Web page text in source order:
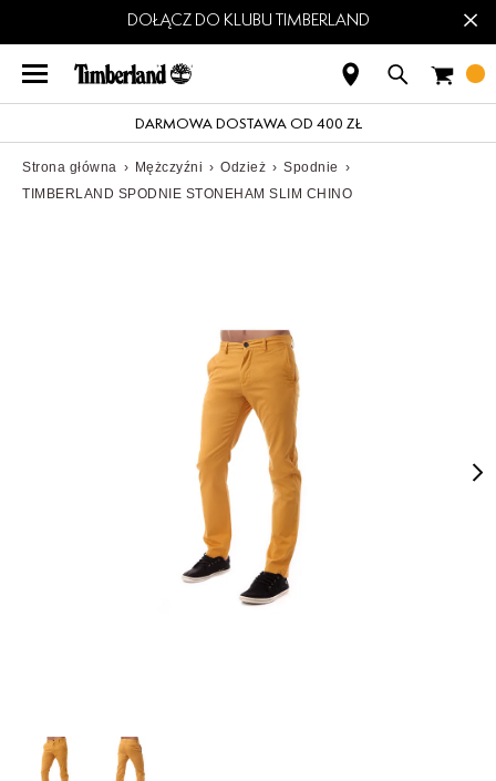
DOŁĄCZ DO KLUBU TIMBERLAND ×
DARMOWA DOSTAWA OD 400 ZŁ
Strona główna › Mężczyźni › Odzież › Spodnie ›
TIMBERLAND SPODNIE STONEHAM SLIM CHINO